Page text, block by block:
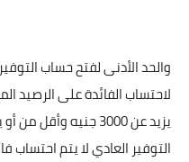
لاحتساب الفائدة على الرصيد
يزيد عن 3000 جنيه
التوفير العادي لا يتم احتساب